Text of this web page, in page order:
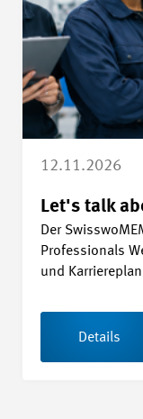
12.11.2026
Let's talk
Der
Professionals
und
Details